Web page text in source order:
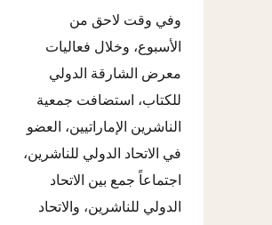
وفي وقت لاحق من
الأسبوع، وخلال فعاليات
معرض الشارقة الدولي
للكتاب، استضافت جمعية
الناشرين الإماراتيين، العضو
في الاتحاد الدولي للناشرين،
اجتماعاً جمع بين الاتحاد
الدولي للناشرين، والاتحاد